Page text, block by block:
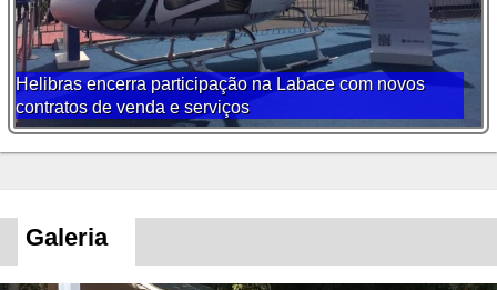
Helibras encerra participação na Labace com novos
contratos de venda e serviços
Galeria